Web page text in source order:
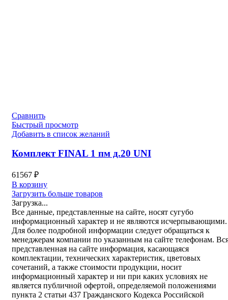
Сравнить
Быстрый просмотр
Добавить в список желаний
Комплект FINAL 1 пм д.20 UNI
61567 ₽
В корзину
Загрузить больше товаров
Загрузка...
Все данные, представленные на сайте, носят сугубо
информационный характер и не являются исчерпывающими.
Для более подробной информации следует обращаться к
менеджерам компании по указанным на сайте телефонам.
представленная на сайте информация, касающаяся
комплектации, технических характеристик, цветовых
сочетаний, а также стоимости продукции, носит
информационный характер и ни при каких условиях не
является публичной офертой, определяемой положениями
пункта 2 статьи 437 Гражданского Кодекса Российской